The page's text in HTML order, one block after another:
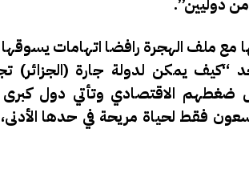
ملف الهجرة رافضا اتهامات يسوقها
يمكن لدولة جارة (الجزائر)
ضغطهم الاقتصادي وتأتي دول كبرى
يسعون فقط لحياة مريحة في حدها